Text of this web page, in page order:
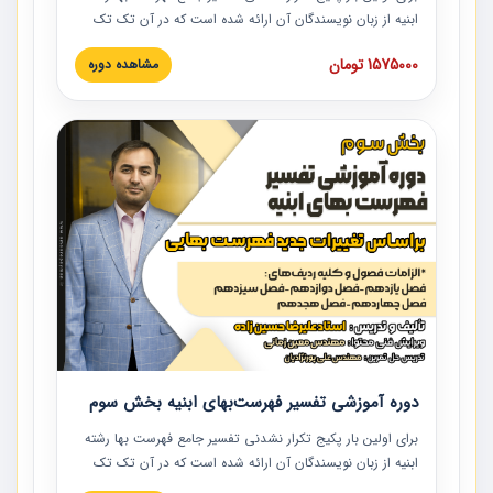
ابنیه از زبان نویسندگان آن ارائه شده است که در آن تک تک
ردیف ها و مطالب فهرست بها تفسیر و ارائه شده است. این
دوره به صورت کامل تصویری بوده و به همراه تصاویر عملیات
دوره با کلام مهندس علیرضاحسین‌زاده مدیر پروژه مهندسی
مشاور در امر بازنگری فهرست بها رشته ابنیه ارائه شده و به تمام
همکارانی که در حوزه صنعت ساخت در حال فعالیت هستند حتما
توصیه می کنیم از مطالب این دوره استفاده نمایند.
1575000 تومان مشاهده دوره
دوره آموزشی تفسیر فهرست‌بهای ابنیه بخش سوم
برای اولین بار پکیج تکرار نشدنی تفسیر جامع فهرست بها رشته
ابنیه از زبان نویسندگان آن ارائه شده است که در آن تک تک
ردیف ها و مطالب فهرست بها تفسیر و ارائه شده است. این